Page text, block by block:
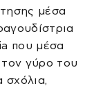
μέσα
που μέσα
τον γύρο του
σχόλια,